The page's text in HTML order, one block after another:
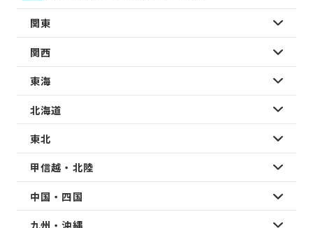
関東
関西
東海
北海道
東北
甲信越・北陸
中国・四国
九州・沖縄